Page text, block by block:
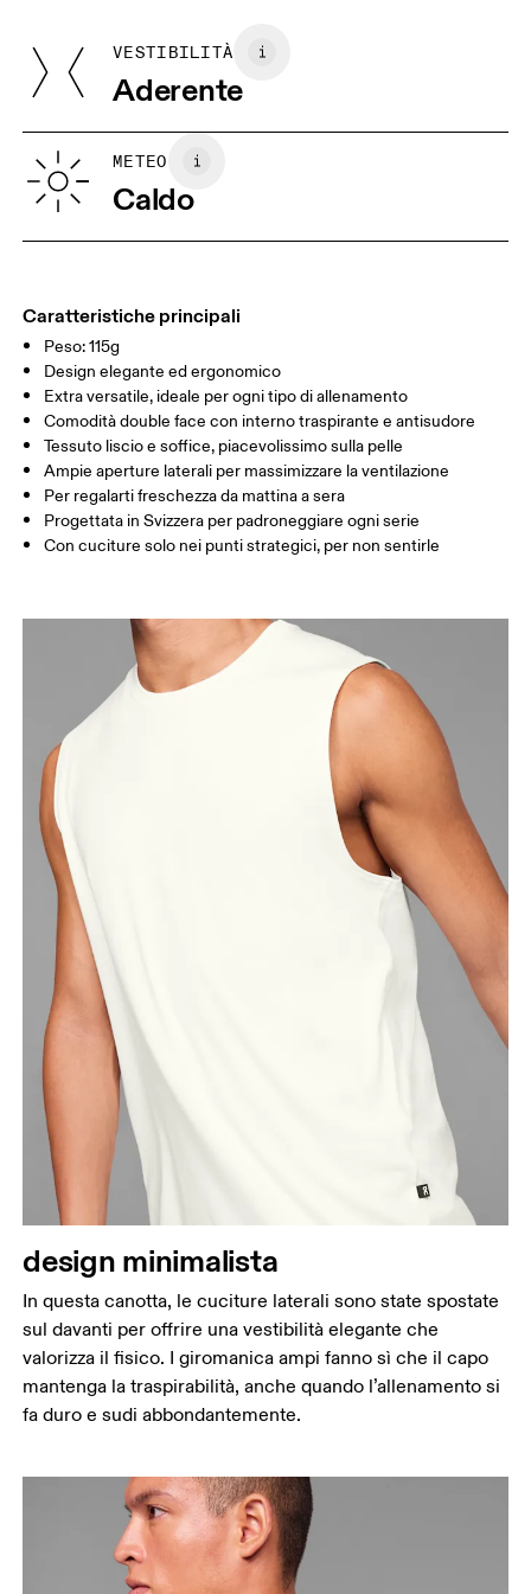
Centimetri
Le tue misure in centimetri
TORACE 90 91 — 96 97
FIANCHI
Scorri in orizzontale per visualizzare la tabella
Come prendere le misure
Torace
all’altro.
Girovita
Fianchi
Misura la parte più ampia dei fianchi da un estremo
all’altro.
VESTIBILITÀ
Aderente
METEO
Caldo
Caratteristiche principali
Peso: 115g
Design elegante ed ergonomico
Extra versatile, ideale per ogni tipo di allenamento
Comodità double face con interno traspirante e antisudore
Tessuto liscio e soffice, piacevolissimo sulla pelle
Ampie aperture laterali per massimizzare la ventilazione
Per regalarti freschezza da mattina a sera
Progettata in Svizzera per padroneggiare ogni serie
Con cuciture solo nei punti strategici, per non sentirle
design minimalista
In questa canotta, le cuciture laterali sono state spostate
sul davanti per offrire una vestibilità elegante che
valorizza il fisico. I giromanica ampi fanno sì che il capo
mantenga la traspirabilità, anche quando l’allenamento si
fa duro e sudi abbondantemente.